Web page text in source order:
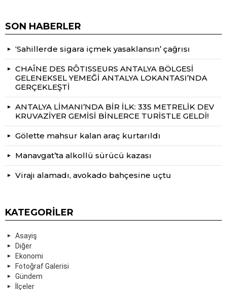
SON HABERLER
‘Sahillerde sigara içmek yasaklansın’ çağrısı
CHAÎNE DES RÔTISSEURS ANTALYA BÖLGESİ
GELENEKSEL YEMEĞİ ANTALYA LOKANTASI’NDA
GERÇEKLEŞTİ
ANTALYA LİMANI’NDA BİR İLK: 335 METRELİK DEV
KRUVAZİYER GEMİSİ BİNLERCE TURİSTLE GELDİ!
Gölette mahsur kalan araç kurtarıldı
Manavgat’ta alkollü sürücü kazası
Virajı alamadı, avokado bahçesine uçtu
KATEGORILER
Asayiş
Diğer
Ekonomi
Fotoğraf Galerisi
Gündem
İlçeler